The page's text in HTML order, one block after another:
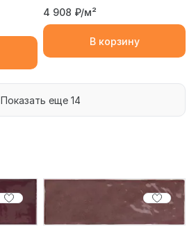
4 908 ₽/м²
В корзину
Показать еще 14